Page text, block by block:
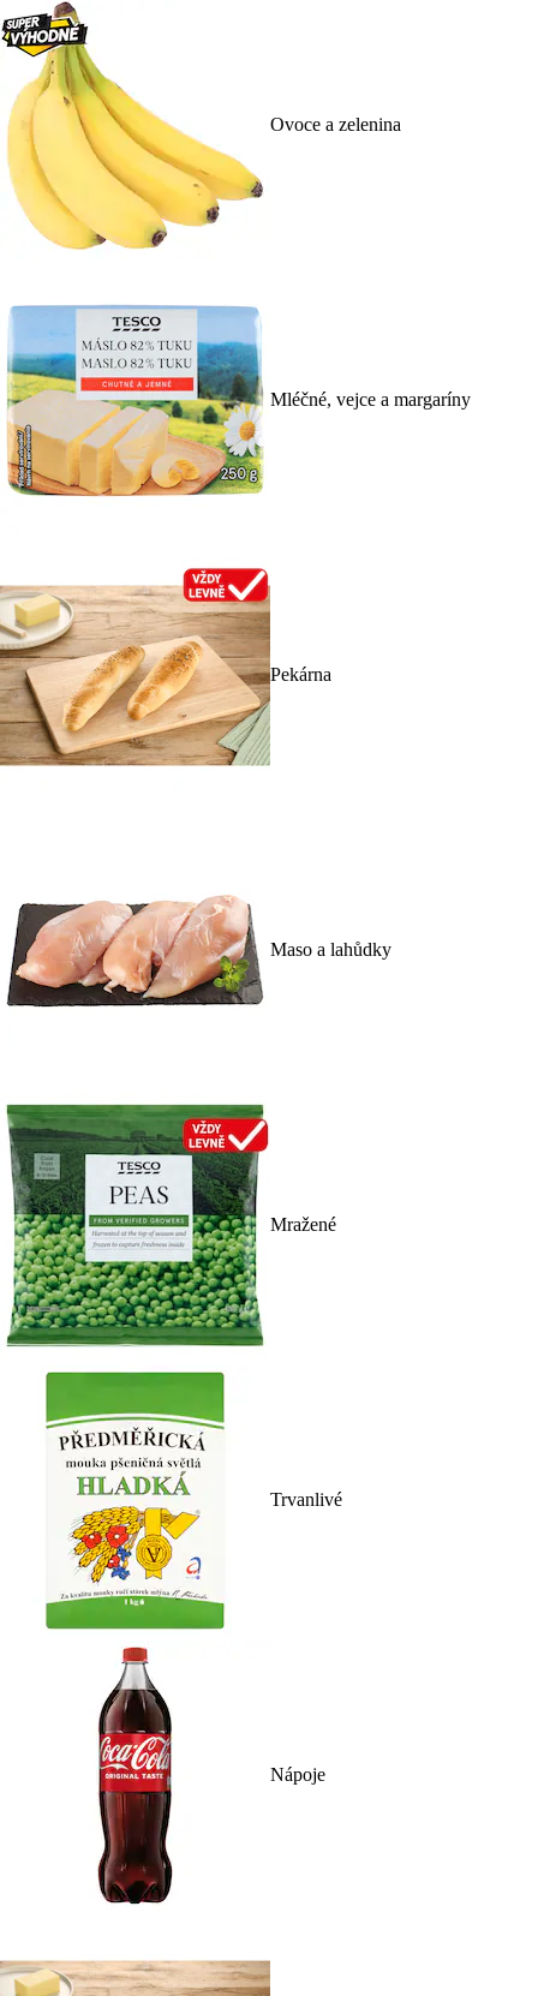
Ovoce a zelenina
Mléčné, vejce a margaríny
Pekárna
Maso a lahůdky
Mražené
Trvanlivé
Nápoje